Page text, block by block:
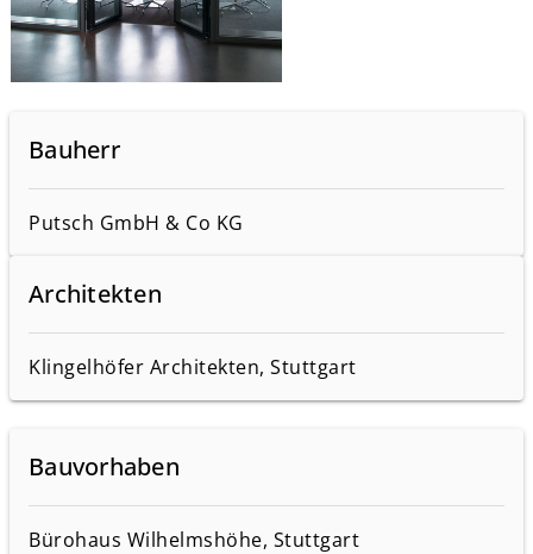
Bauherr
Putsch GmbH & Co KG
Architekten
Klingelhöfer Architekten, Stuttgart
Bauvorhaben
Bürohaus Wilhelmshöhe, Stuttgart